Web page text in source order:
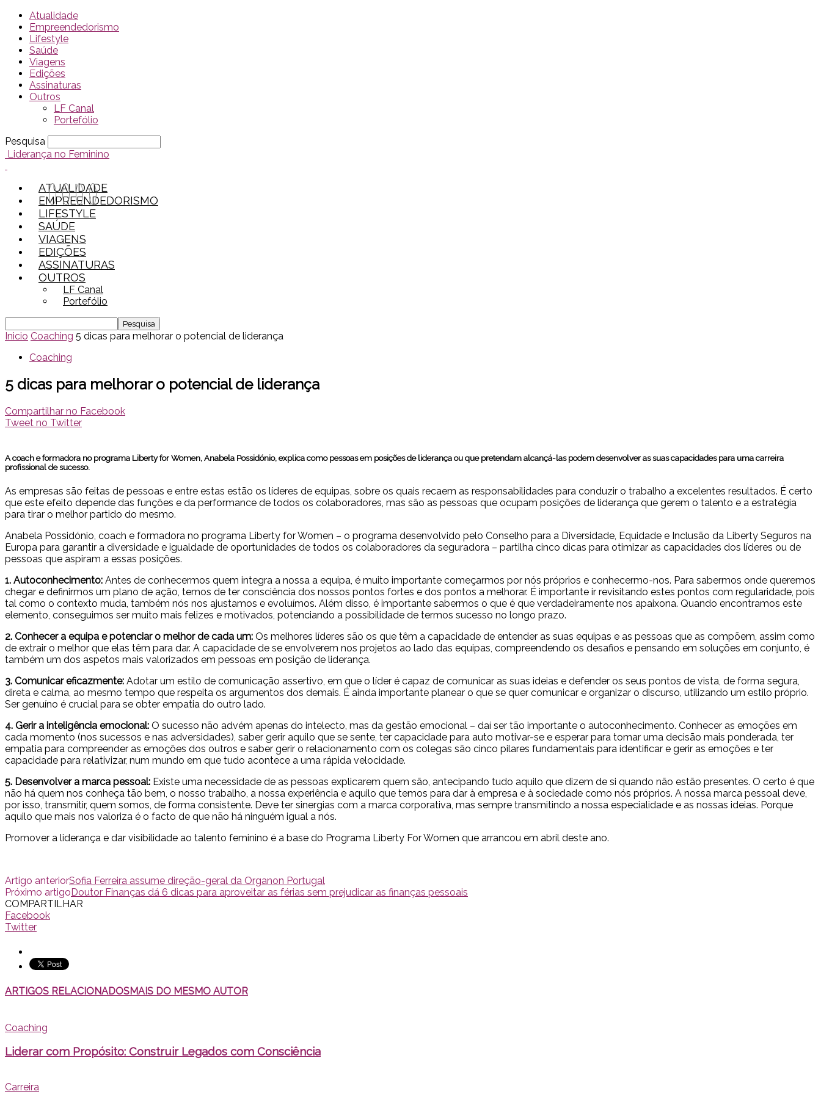
Atualidade
Empreendedorismo
Lifestyle
Saúde
Viagens
Edições
Assinaturas
Outros
LF Canal
Portefólio
Pesquisa
Liderança no Feminino
ATUALIDADE
EMPREENDEDORISMO
LIFESTYLE
SAÚDE
VIAGENS
EDIÇÕES
ASSINATURAS
OUTROS
LF Canal
Portefólio
Inicio Coaching 5 dicas para melhorar o potencial de liderança
Coaching
5 dicas para melhorar o potencial de liderança
Compartilhar no Facebook
Tweet no Twitter
A coach e formadora no programa Liberty for Women, Anabela Possidónio, explica como pessoas em posições de liderança ou que pretendam alcançá-las podem desenvolver as suas capacidades para uma carreira
profissional de sucesso.
As empresas são feitas de pessoas e entre estas estão os líderes de equipas, sobre os quais recaem as responsabilidades para conduzir o trabalho a excelentes resultados. É certo
que este efeito depende das funções e da performance de todos os colaboradores, mas são as pessoas que ocupam posições de liderança que gerem o talento e a estratégia
para tirar o melhor partido do mesmo.
Anabela Possidónio, coach e formadora no programa Liberty for Women – o programa desenvolvido pelo Conselho para a Diversidade, Equidade e Inclusão da Liberty Seguros na
Europa para garantir a diversidade e igualdade de oportunidades de todos os colaboradores da seguradora – partilha cinco dicas para otimizar as capacidades dos líderes ou de
pessoas que aspiram a essas posições.
1. Autoconhecimento: Antes de conhecermos quem integra a nossa a equipa, é muito importante começarmos por nós próprios e conhecermo-nos. Para sabermos onde queremos
chegar e definirmos um plano de ação, temos de ter consciência dos nossos pontos fortes e dos pontos a melhorar. É importante ir revisitando estes pontos com regularidade, pois
tal como o contexto muda, também nós nos ajustamos e evoluímos. Além disso, é importante sabermos o que é que verdadeiramente nos apaixona. Quando encontramos este
elemento, conseguimos ser muito mais felizes e motivados, potenciando a possibilidade de termos sucesso no longo prazo.
2. Conhecer a equipa e potenciar o melhor de cada um: Os melhores líderes são os que têm a capacidade de entender as suas equipas e as pessoas que as compõem, assim como
de extrair o melhor que elas têm para dar. A capacidade de se envolverem nos projetos ao lado das equipas, compreendendo os desafios e pensando em soluções em conjunto, é
também um dos aspetos mais valorizados em pessoas em posição de liderança.
3. Comunicar eficazmente: Adotar um estilo de comunicação assertivo, em que o líder é capaz de comunicar as suas ideias e defender os seus pontos de vista, de forma segura,
direta e calma, ao mesmo tempo que respeita os argumentos dos demais. É ainda importante planear o que se quer comunicar e organizar o discurso, utilizando um estilo próprio.
Ser genuíno é crucial para se obter empatia do outro lado.
4. Gerir a inteligência emocional: O sucesso não advém apenas do intelecto, mas da gestão emocional – daí ser tão importante o autoconhecimento. Conhecer as emoções em
cada momento (nos sucessos e nas adversidades), saber gerir aquilo que se sente, ter capacidade para auto motivar-se e esperar para tomar uma decisão mais ponderada, ter
empatia para compreender as emoções dos outros e saber gerir o relacionamento com os colegas são cinco pilares fundamentais para identificar e gerir as emoções e ter
capacidade para relativizar, num mundo em que tudo acontece a uma rápida velocidade.
5. Desenvolver a marca pessoal: Existe uma necessidade de as pessoas explicarem quem são, antecipando tudo aquilo que dizem de si quando não estão presentes. O certo é que
não há quem nos conheça tão bem, o nosso trabalho, a nossa experiência e aquilo que temos para dar à empresa e à sociedade como nós próprios. A nossa marca pessoal deve,
por isso, transmitir, quem somos, de forma consistente. Deve ter sinergias com a marca corporativa, mas sempre transmitindo a nossa especialidade e as nossas ideias. Porque
aquilo que mais nos valoriza é o facto de que não há ninguém igual a nós.
Promover a liderança e dar visibilidade ao talento feminino é a base do Programa Liberty For Women que arrancou em abril deste ano.
Artigo anteriorSofia Ferreira assume direção-geral da Organon Portugal
Próximo artigo Doutor Finanças dá 6 dicas para aproveitar as férias sem prejudicar as finanças pessoais
COMPARTILHAR
Facebook
Twitter
ARTIGOS RELACIONADOSMAIS DO MESMO AUTOR
Coaching
Liderar com Propósito: Construir Legados com Consciência
Carreira